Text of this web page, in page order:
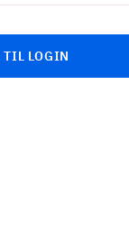
LOGIN